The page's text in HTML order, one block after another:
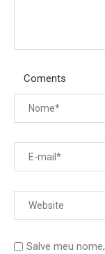
Coments
Salve meu